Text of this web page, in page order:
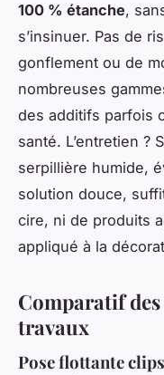
100 % étanche,
s’insinuer. Pas de
gonflement ou de
nombreuses
des additifs parfois
santé. L’entretien ?
serpillière humide,
solution douce,
cire, ni de produits
appliqué à la
Comparatif des
travaux
Pose flottante